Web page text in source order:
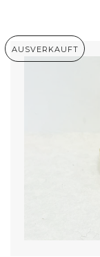
AUSVERKAUFT